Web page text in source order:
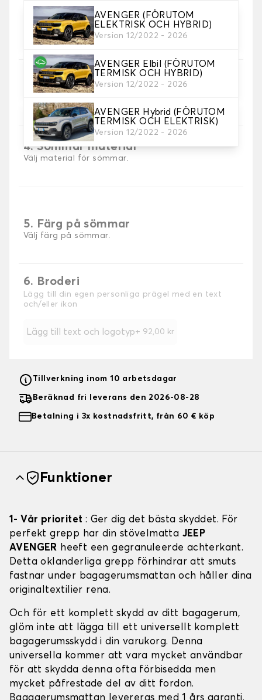
AVENGER (FÖRUTOM
ELEKTRISK OCH HYBRID)
Version 12/2022 - 2026
AVENGER Elbil (FÖRUTOM
TERMISK OCH HYBRID)
Version 12/2022 - 2026
AVENGER Hybrid (FÖRUTOM
TERMISK OCH ELEKTRISK)
Version 12/2022 - 2026
2. Material
Välj material för din stövelmatta.
3. Färger på mattor
Välj färg på din matta bagageutrymme.
4. Sömmar material
Välj material för sömmar.
5. Färg på sömmar
Välj färg på sömmar.
6. Broderi
Lägg till din egen personliga prägel med en text
och/eller ikon
Lägg till text och logotyp+ 92,00 kr
Tillverkning inom 10 arbetsdagar
Beräknad fri leverans den 2026-08-28
Betalning i 3x kostnadsfritt, från 60 € köp
Funktioner
1- Vår prioritet : Ger dig det bästa skyddet. För
perfekt grepp har din stövelmatta JEEP
AVENGER heeft een gegranuleerde achterkant.
Detta oklanderliga grepp förhindrar att smuts
fastnar under bagagerumsmattan och håller dina
originaltextilier rena.
Och för ett komplett skydd av ditt bagagerum,
glöm inte att lägga till ett universellt komplett
bagagerumsskydd i din varukorg. Denna
universella kommer att vara mycket användbar
för att skydda denna ofta förbisedda men
mycket påfrestade del av ditt fordon.